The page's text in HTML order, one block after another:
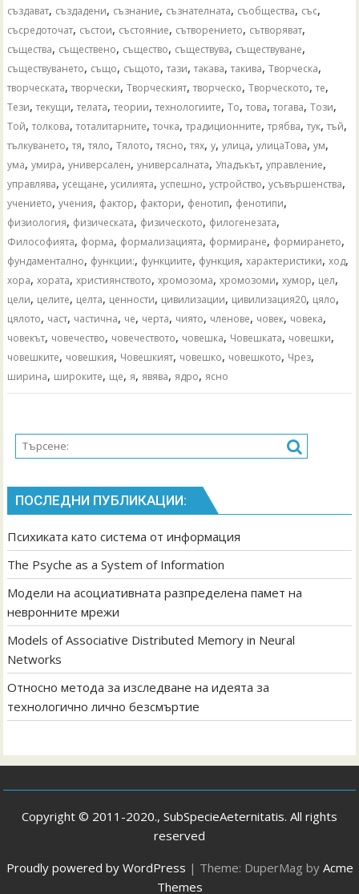
създават, създадени, съзнание, съзнателната, съобщества, със,
съсредоточат, състои, състояние, сътворението, сътворяват,
същества, съществено, същество, съществува, съществуване,
съществуването, също, същото,тази,такава,такива,Творческа,
творческата,творчески,Творческият,творческо,Творческото,те,
Тези,текущи,телата,теории,технологиите,То,това,тогава,Този,
Той,толкова,тоталитарните,точка,традиционните,трябва,тук,тъй,
тълкуването,тя,тяло,Тялото,тясно,тях,у,улица,улицаТова,ум,
ума,умира,универсален,универсалната,Упадъкът,управление,
управлява,усещане,усилията,успешно,устройство,усъвършенства,
учението,учения, фактор, фактори, фенотип, фенотипи,
физиология, физическата, физическото, филогенезата,
Философията, форма, формализацията, формиране, формирането,
фундаментално, функции:, функциите, функция,характеристики,ход,
хора,хората,християнството,хромозома,хромозоми,хумор, цел,
цели, целите, целта, ценности, цивилизации, цивилизация20, цяло,
цялото, част, частична, че, черта, чиято, членове, човек, човека,
човекът, човечество, човечеството, човешка, Човешката, човешки,
човешките, човешкия, Човешкият, човешко, човешкото, Чрез,
ширина, широките, ще, я, явява, ядро, ясно
ПОСЛЕДНИ ПУБЛИКАЦИИ:
Психиката като система от информация
The Psyche as a System of Information
Модели на асоциативната разпределена памет на
невронните мрежи
Models of Associative Distributed Memory in Neural
Networks
Относно метода за изследване на идеята за
технологично лично безсмъртие
Copyright © 2011-2020., SubSpecieAeternitatis. All rights
reserved
Proudly powered by WordPress | Theme: DuperMag by Acme
Themes